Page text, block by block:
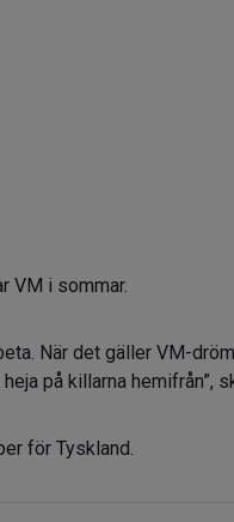
VM i sommar.
När det gäller VM-
på killarna hemifrån”,
för Tyskland.